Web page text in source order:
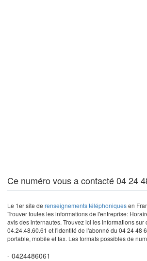
Ce numéro vous a contacté 04 24
Le 1er site de renseignements téléphoniquesen
Trouver toutes les informations de l'entreprise:
avis des internautes. Trouvez ici les informations
04.24.48.60.61 et l'identité de l'abonné du 04 24 48
portable, mobile et fax. Les formats possibles de
- 0424486061